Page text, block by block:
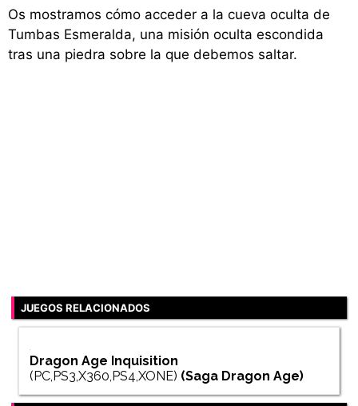
Os mostramos cómo acceder a la cueva oculta de
Tumbas Esmeralda, una misión oculta escondida
tras una piedra sobre la que debemos saltar.
JUEGOS RELACIONADOS
Dragon Age Inquisition
(PC,PS3,X360,PS4,XONE) (Saga Dragon Age)